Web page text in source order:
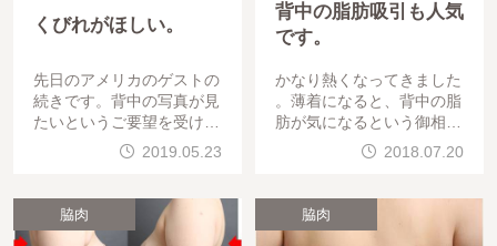
くびれがほしい。
先日のアメリカのゲストの
続きです。背中の写真が見
たいというご要望を受けま
した。ですので、ご覧いた
だきます。背中と腰の変化
2019.05.23
背中の脂肪吸引も人気
です。
かなり熱くなってきました
。薄着になると、背中の脂
肪が気になるという御相談
を良く受けます。ゲストは
、30代女性 背中を華奢に
2018.07.20
脇肉 脇肉